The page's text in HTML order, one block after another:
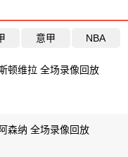
意甲 NBA
顿维拉 全场录像回放
森纳 全场录像回放